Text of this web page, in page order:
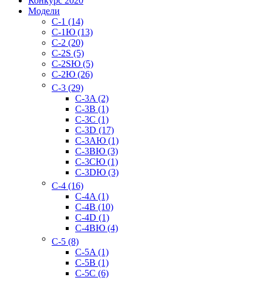
Модели
C-1 (14)
C-1Ю (13)
C-2 (20)
C-2S (5)
C-2SЮ (5)
C-2Ю (26)
C-3 (29)
C-3A (2)
C-3B (1)
C-3C (1)
C-3D (17)
C-3AЮ (1)
C-3BЮ (3)
C-3CЮ (1)
C-3DЮ (3)
C-4 (16)
C-4A (1)
C-4B (10)
C-4D (1)
C-4BЮ (4)
C-5 (8)
C-5A (1)
C-5B (1)
C-5C (6)